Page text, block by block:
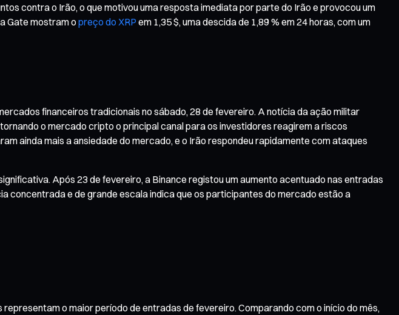
contra o Irão, o que motivou uma resposta imediata por parte do Irão e provocou um
Gate mostram opreço do XRP em 1,35 $, uma descida de 1,89 % em 24 horas, com um
financeiros tradicionais no sábado, 28 de fevereiro. A notícia da ação militar
o mercado cripto o principal canal para os investidores reagirem a riscos
ainda mais a ansiedade do mercado, e o Irão respondeu rapidamente com ataques
Após 23 de fevereiro, a Binance registou um aumento acentuado nas entradas
concentrada e de grande escala indica que os participantes do mercado estão a
o maior período de entradas de fevereiro. Comparando com o início do mês,